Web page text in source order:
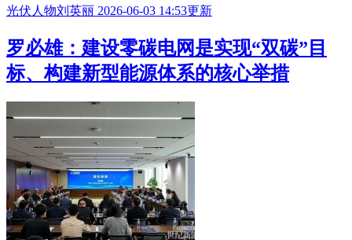
光伏人物刘英丽 2026-06-03 14:53更新
罗必雄：建设零碳电网是实现“双碳”目
标、构建新型能源体系的核心举措